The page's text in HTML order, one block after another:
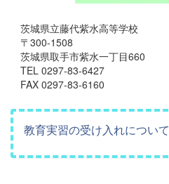
茨城県立藤代紫水高等学校
〒300-1508
茨城県取手市紫水一丁目660
TEL 0297-83-6427
FAX 0297-83-6160
教育実習の受け入れについて